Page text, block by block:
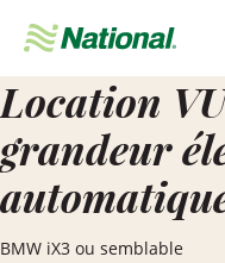
navigation
Location
grandeur
BMW iX3 ou semblable